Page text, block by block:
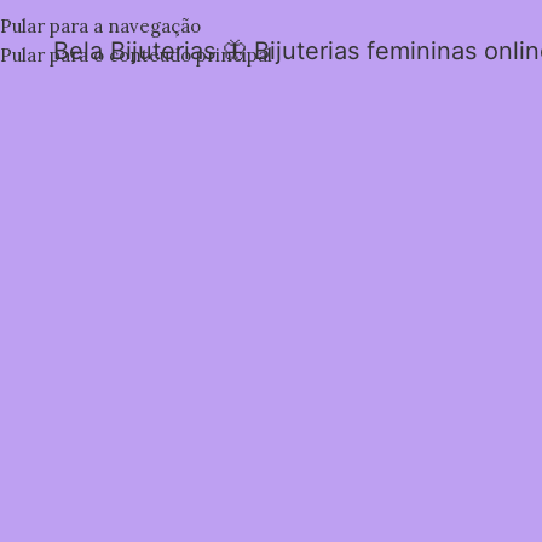
Pular para a navegação
Pular para o conteúdo principal
Bela Bijuterias 🦋 Bijuterias femininas